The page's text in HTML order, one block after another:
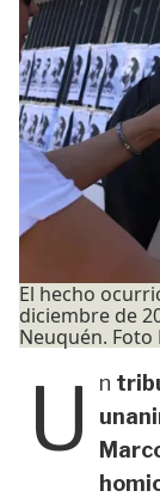
El hecho
diciembre de
Neuquén. Foto
U n